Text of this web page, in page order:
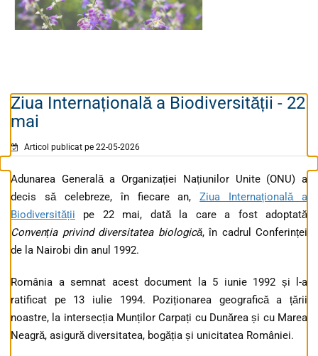
Ziua Internațională a Biodiversității - 22
mai
Articol publicat pe 22-05-2026
Adunarea Generală a Organizației Națiunilor Unite (ONU) a
decis să celebreze, în fiecare an,Ziua Internațională a
Biodiversității pe 22 mai, dată la care a fost adoptată
Convenția privind diversitatea biologică, în cadrul Conferinței
de la Nairobi din anul 1992.
România a semnat acest document la 5 iunie 1992 și l-a
ratificat pe 13 iulie 1994. Poziționarea geografică a țării
noastre, la intersecția Munților Carpați cu Dunărea și cu Marea
Neagră, asigură diversitatea, bogăția și unicitatea României.